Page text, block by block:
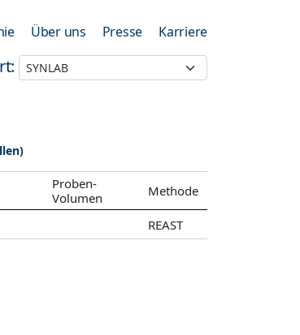
Über uns Presse Karriere
Proben-
Volumen
Methode
REAST